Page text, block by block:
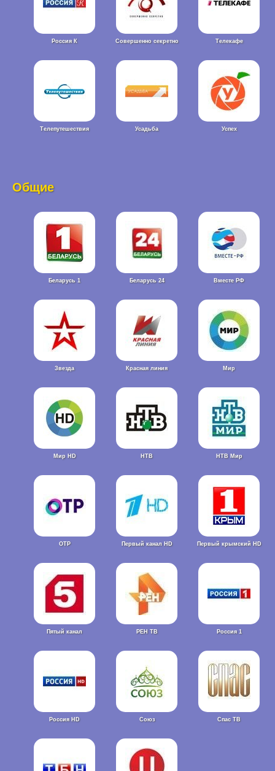
Россия К Совершенно секретно Телекафе
Телепутешествия Усадьба Успех
Общие
Беларусь 1 Беларусь 24 Вместе РФ
Звезда Красная линия Мир
Мир HD НТВ НТВ Мир
ОТР Первый канал HD Первый крымский HD
Пятый канал РЕН ТВ Россия 1
Россия HD Союз Спас ТВ